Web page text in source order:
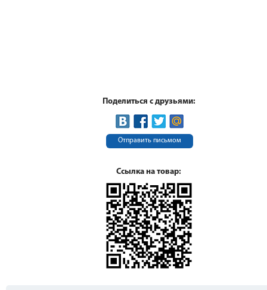
Поделиться с друзьями:
Отправить письмом
Ссылка на товар: